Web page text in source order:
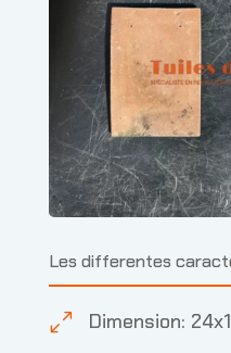
Les differentes
0 Dimension: